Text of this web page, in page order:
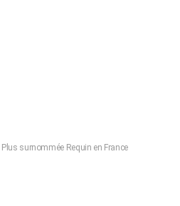
surnommée Requin en France